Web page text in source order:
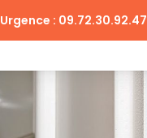
Urgence : 09.72.30.92.47